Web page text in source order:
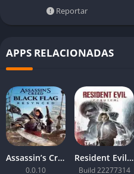
Reportar
APPS RELACIONADAS
Assassin’s Creed Black Flag Resynced
0.0.10
Resident Evil Requiem
Build 22277314